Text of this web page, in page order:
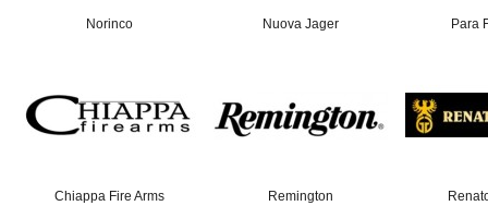
Norinco Nuova Jager Para
Chiappa Fire Arms Remington